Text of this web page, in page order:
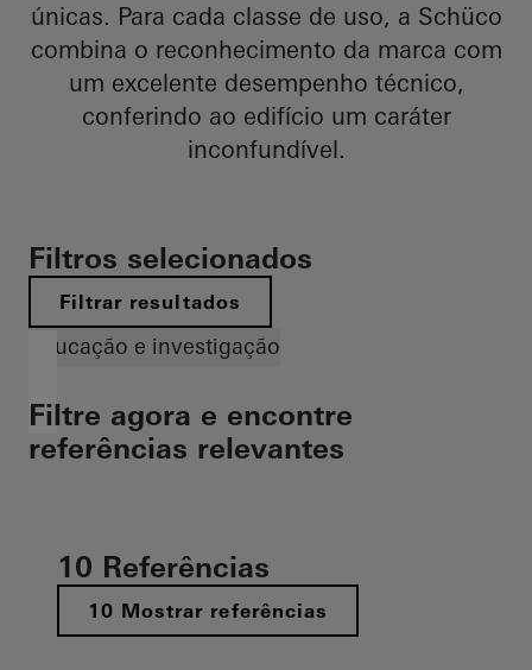
únicas. Para cada classe de uso, a Schüco
combina o reconhecimento da marca com
um excelente desempenho técnico,
conferindo ao edifício um caráter
inconfundível.
Filtros selecionados
Filtrar resultados
Educação e investigação
Filtre agora e encontre
referências relevantes
10 Referências
10 Mostrar referências